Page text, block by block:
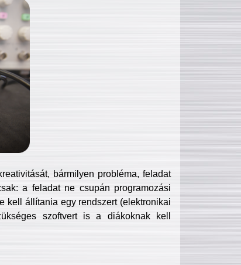
bármilyen probléma, feladat
a feladat ne csupán programozási
kell állítania egy rendszert (elektronikai
szoftvert is a diákoknak kell